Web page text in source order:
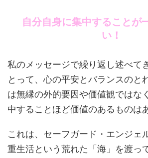
自分自身に集中することが
い！
私のメッセージで繰り返し述べて
とって、心の平安とバランスのと
は無縁の外的要因や価値観ではな
中することほど価値のあるものは
これは、セーフガード・エンジェ
重生活という荒れた「海」を渡っ